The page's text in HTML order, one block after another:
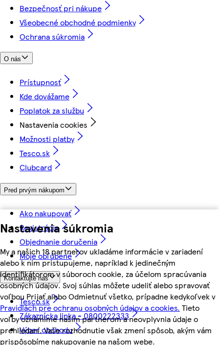
Nastavenia súkromia
My a našich 18 partnerov ukladáme informácie v zariadení
alebo k nim pristupujeme, napríklad k jedinečným
identifikátorom v súboroch cookie, za účelom spracúvania
osobných údajov. Svoj súhlas môžete udeliť alebo spravovať
voľbou Prijať alebo Odmietnuť všetko, prípadne kedykoľvek v
Pravidlách pre ochranu osobných údajov a cookies. Tieto
voľby oznámime našim partnerom a neovplyvnia údaje o
prehliadaní. Vaše rozhodnutie však zmení spôsob, akým vám
prispôsobíme nakupovanie na našom webe.
Bezpečnosť pri nákupe
Všeobecné obchodné podmienky
Ochrana súkromia
O nás
Prístupnosť
Kde dovážame
Poplatok za službu
Nastavenia cookies
Možnosti platby
Tesco.sk
Clubcard
Pred prvým nákupom
Ako nakupovať
Registrácia
Objednanie doručenia
Moje obľúbené
Kontaktujte nás
Tesco.sk
Zákaznícka linka - 0800222333
Výber obchodu